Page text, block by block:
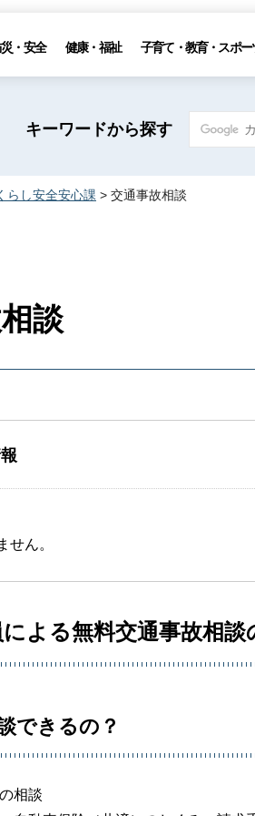
災・安全 健康・福祉 子育て・教育・スポー
キーワードから探す
らし安全安心課 > 交通事故相談
談
せん。
よる無料交通事故相談
できるの？
相談